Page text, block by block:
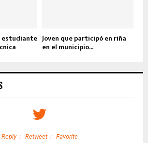
estudiante Joven que participó en riña
en el municipio...
Reply Retweet Favorite